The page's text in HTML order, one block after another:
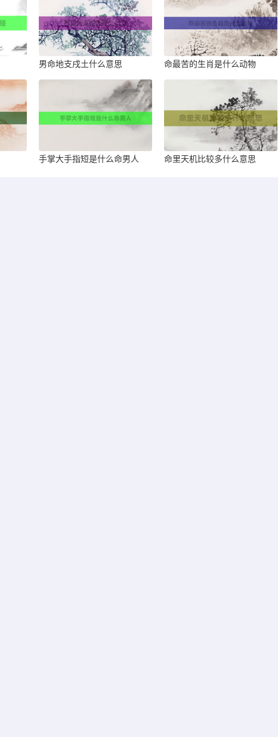
男命地支戌土什么意思 命最苦的生肖是什么动物
手掌大手指短是什么命男人 命里天机比较多什么意思